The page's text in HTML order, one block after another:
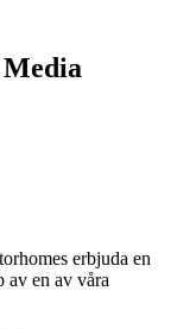
erbjuda en
av en av våra